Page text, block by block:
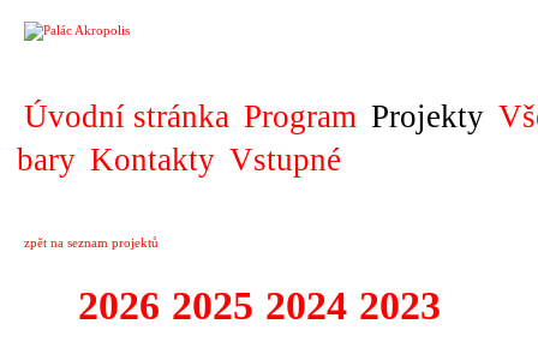
Úvodní stránka Program Projekty
bary Kontakty Vstupné
zpět na seznam projektů
2026 2025 2024 2023